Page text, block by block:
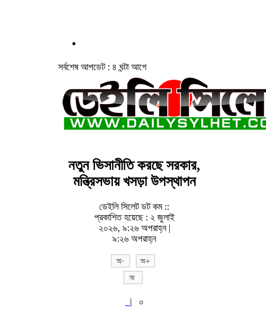
সর্বশেষ আপডেট : ৪ ঘন্টা আগে
নতুন ভিসানীতি করছে সরকার,
মন্ত্রিসভায় খসড়া উপস্থাপন
ডেইলি সিলেট ডট কম ::
প্রকাশিত হয়েছে : ২ জুলাই
২০২৬, ৯:২৬ অপরাহ্ন |
৯:২৬ অপরাহ্ন
| ০